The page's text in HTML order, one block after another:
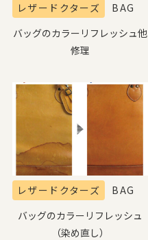
レザードクターズ
BAG
バッグのカラーリフレッシュ他
修理
レザードクターズ
BAG
バッグのカラーリフレッシュ
（染め直し）